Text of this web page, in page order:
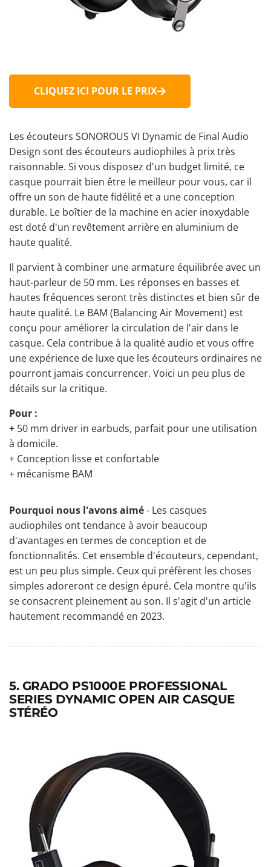
CLIQUEZ ICI POUR LE PRIX
Les écouteurs SONOROUS VI Dynamic de Final Audio
Design sont des écouteurs audiophiles à prix très
raisonnable. Si vous disposez d'un budget limité, ce
casque pourrait bien être le meilleur pour vous, car il
offre un son de haute fidélité et a une conception
durable. Le boîtier de la machine en acier inoxydable
est doté d'un revêtement arrière en aluminium de
haute qualité.
Il parvient à combiner une armature équilibrée avec un
haut-parleur de 50 mm. Les réponses en basses et
hautes fréquences seront très distinctes et bien sûr de
haute qualité. Le BAM (Balancing Air Movement) est
conçu pour améliorer la circulation de l'air dans le
casque. Cela contribue à la qualité audio et vous offre
une expérience de luxe que les écouteurs ordinaires ne
pourront jamais concurrencer. Voici un peu plus de
détails sur la critique.
Pour :
+ 50 mm driver in earbuds, parfait pour une utilisation
à domicile.
+ Conception lisse et confortable
+ mécanisme BAM
Pourquoi nous l'avons aimé- Les casques
audiophiles ont tendance à avoir beaucoup
d'avantages en termes de conception et de
fonctionnalités. Cet ensemble d'écouteurs, cependant,
est un peu plus simple. Ceux qui préfèrent les choses
simples adoreront ce design épuré. Cela montre qu'ils
se consacrent pleinement au son. Il s'agit d'un article
hautement recommandé en 2023.
5. GRADO PS1000E PROFESSIONAL
SERIES DYNAMIC OPEN AIR CASQUE
STÉRÉO